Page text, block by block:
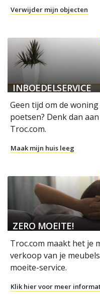
Verwijder mijn objecten
INBOEDELSERVICE
Geen tijd om de
poetsen? Denk dan
Troc.com.
Maak mijn huis leeg
ZERO MOEITE!
Troc.com maakt het je
verkoop van je
moeite-service.
Klik hier voor meer